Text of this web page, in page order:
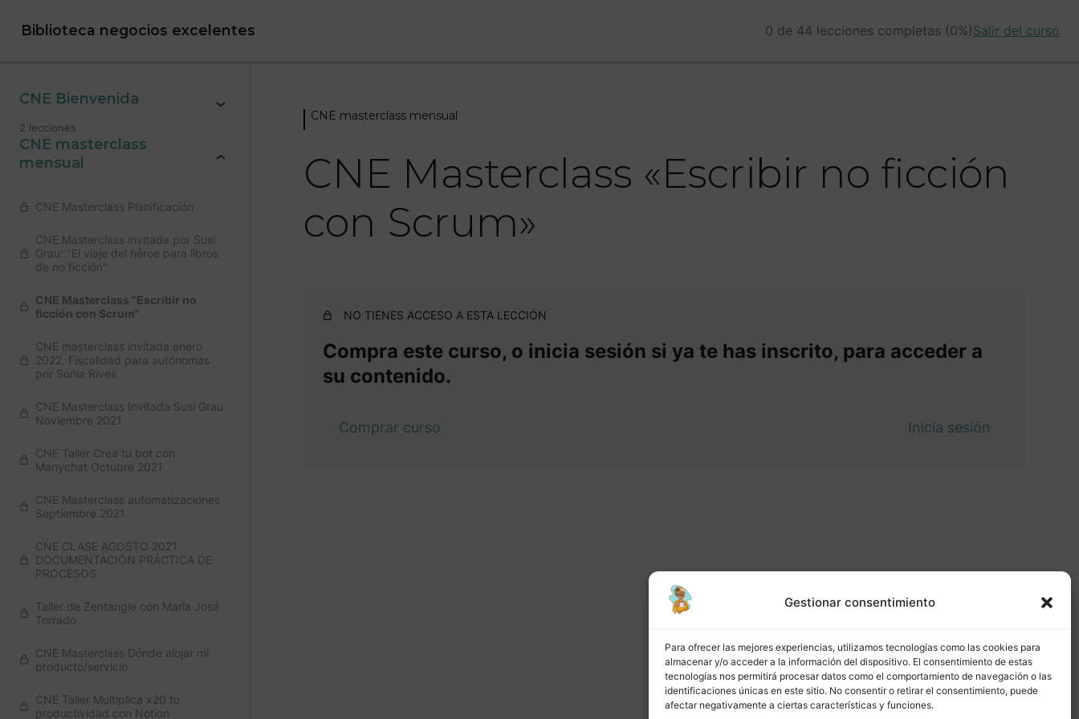
Gestionar consentimiento
Para ofrecer las mejores experiencias, utilizamos tecnologías como las cookies para
almacenar y/o acceder a la información del dispositivo. El consentimiento de estas
tecnologías nos permitirá procesar datos como el comportamiento de navegación o las
identificaciones únicas en este sitio. No consentir o retirar el consentimiento, puede
afectar negativamente a ciertas características y funciones.
Biblioteca negocios excelentes 0 de 44 lecciones completas (0%)Salir del curso
CNE Bienvenida
2 lecciones
CNE masterclass
mensual
CNE Masterclass Planificación
CNE Masterclass invitada por Susi
Grau: "El viaje del héroe para libros
de no ficción"
CNE Masterclass "Escribir no
ficción con Scrum"
CNE masterclass invitada enero
2022. Fiscalidad para autónomas
por Sonia Rives
CNE Masterclass Invitada Susi Grau
Noviembre 2021
CNE Taller Crea tu bot con
Manychat Octubre 2021
CNE Masterclass automatizaciones
Septiembre 2021
CNE CLASE AGOSTO 2021
DOCUMENTACIÓN PRÁCTICA DE
PROCESOS
Taller de Zentangle con María José
Torrado
CNE Masterclass Dónde alojar mi
producto/servicio
CNE Taller Multiplica x20 tu
productividad con Notion
CNE masterclass mensual
CNE Masterclass «Escribir no ficción
con Scrum»
NO TIENES ACCESO A ESTA LECCIÓN
Compra este curso, o inicia sesión si ya te has inscrito, para acceder a
su contenido.
Comprar curso Inicia sesión